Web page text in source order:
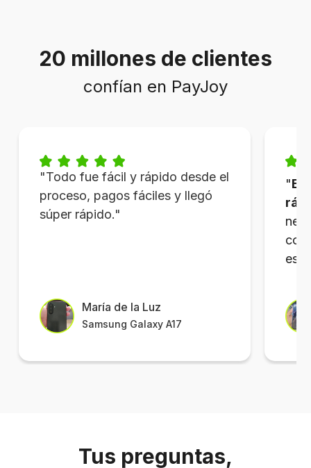
20 millones de clientes
confían en PayJoy
"Todo fue fácil y rápido desde el
proceso, pagos fáciles y llegó
súper rápido."
María de la Luz
Samsung Galaxy A17
"Es
es
Tus preguntas,